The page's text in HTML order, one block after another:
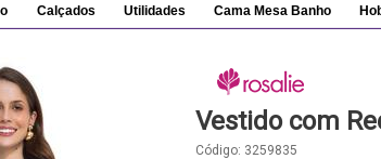
Calçados Utilidades Cama Mesa Banho
Vestido com
Código: 3259835